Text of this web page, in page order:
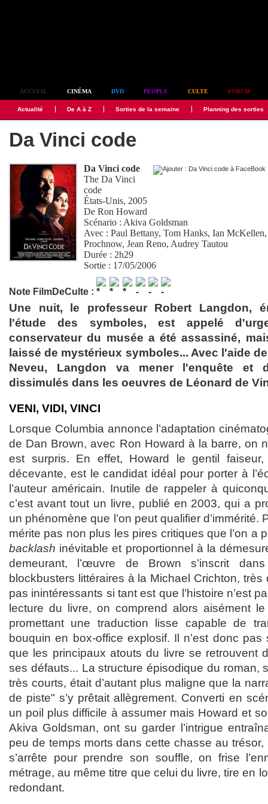
ACCUEIL CINÉMA DVD PEOPLE CULTE FORUM
Actualité De A à Z Sorties de la semaine Planning des sorties
Da Vinci code
Da Vinci code
The Da Vinci
code
États-Unis, 2005
DeRon Howard
Scénario : Akiva Goldsman
Avec :Paul Bettany,Tom Hanks,Ian McKellen
Prochnow,Jean Reno, Audrey Tautou
Durée : 2h29
Sortie : 17/05/2006
Note FilmDeCulte :
Une nuit, le professeur Robert Langdon,
l'étude des symboles, est appelé
conservateur du musée a été assassiné,
laissé de mystérieux symboles... Avec l'aide
Neveu, Langdon va mener l'enquête et
dissimulés dans les oeuvres de Léonard de
VENI, VIDI, VINCI
Lorsque Columbia annonce l’adaptation
de Dan Brown, avec Ron Howard à la barre, on
est surpris. En effet, Howard le gentil
décevante, est le candidat idéal pour porter à
l’auteur américain. Inutile de rappeler à
c’est avant tout un livre, publié en 2003, qui a
un phénomène que l’on peut qualifier d’immérité.
mérite pas non plus les pires critiques que l’on a
backlash inévitable et proportionnel à la
demeurant, l’œuvre de Brown s’inscrit
blockbusters littéraires à la Michael Crichton,
pas inintéressants si tant est que l’histoire n’est
lecture du livre, on comprend alors aisément
promettant une traduction lisse capable de
bouquin en box-office explosif. Il n’est donc
que les principaux atouts du livre se retrouvent
ses défauts... La structure épisodique du roman,
très courts, était d’autant plus maligne que la
de piste" s’y prêtait allègrement. Converti en
un poil plus difficile à assumer mais Howard et
Akiva Goldsman, ont su garder l’intrigue
peu de temps morts dans cette chasse au trésor,
s’arrête pour prendre son souffle, on frise
métrage, au même titre que celui du livre, tire en
redondant.